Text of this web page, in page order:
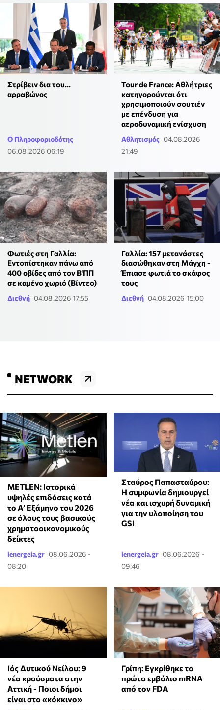
Στρίβειν δια του...
αρραβώνος
Ο Πληροφοριοδότης
06.08.2026 06:19
Tour de France: Αθλήτριες
κατηγορούνται ότι
χρησιμοποιούν σουτιέν
με επένδυση για
αεροδυναμική ενίσχυση
Αθλητισμός 04.08.2026
21:49
Φωτιές στη Γαλλία:
Εντοπίστηκαν πάνω από
400 οβίδες από τον Β'ΠΠ
σε καμένο χωριό (Βίντεο)
Διεθνή 04.08.2026 17:55
Γαλλία: 157 μετανάστες
διασώθηκαν στη Μάγχη -
Έπιασε φωτιά το σκάφος
τους
Διεθνή 04.08.2026 15:00
NETWORK
METLEN: Ιστορικά
υψηλές επιδόσεις κατά
το Α’ Εξάμηνο του 2026
σε όλους τους βασικούς
χρηματοοικονομικούς
δείκτες
ienergeia.gr 08.06.2026 -
08:20
Σταύρος Παπασταύρου:
Η συμφωνία δημιουργεί
νέα και ισχυρή δυναμική
για την υλοποίηση του
GSI
ienergeia.gr 08.06.2026 -
09:46
Ιός Δυτικού Νείλου: 9
νέα κρούσματα στην
Αττική - Ποιοι δήμοι
είναι στο «κόκκινο»
Γρίπη: Εγκρίθηκε το
πρώτο εμβόλιο mRNA
από τον FDA